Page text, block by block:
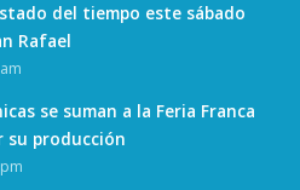
del tiempo este sábado
Rafael
se suman a la Feria Franca
su producción